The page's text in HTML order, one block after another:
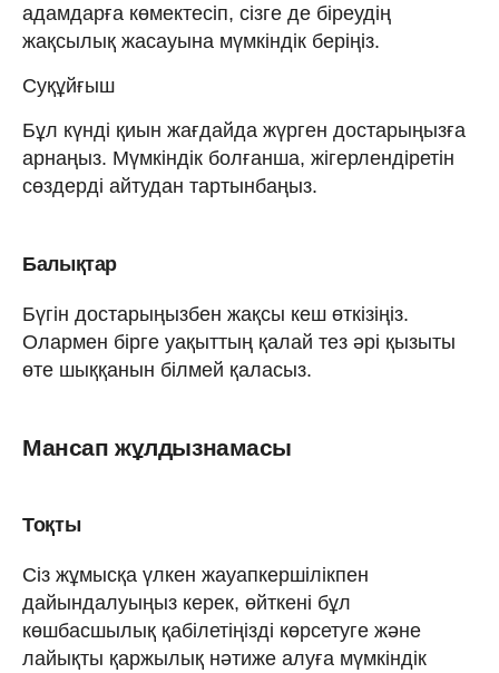
адамдарға көмектесіп, сізге де біреудің
жақсылық жасауына мүмкіндік беріңіз.
Суқұйғыш
Бұл күнді қиын жағдайда жүрген достарыңызға
арнаңыз. Мүмкіндік болғанша, жігерлендіретін
сөздерді айтудан тартынбаңыз.
Балықтар
Бүгін достарыңызбен жақсы кеш өткізіңіз.
Олармен бірге уақыттың қалай тез әрі қызыты
өте шыққанын білмей қаласыз.
Мансап жұлдызнамасы
Тоқты
Сіз жұмысқа үлкен жауапкершілікпен
дайындалуыңыз керек, өйткені бұл
көшбасшылық қабілетіңізді көрсетуге және
лайықты қаржылық нәтиже алуға мүмкіндік